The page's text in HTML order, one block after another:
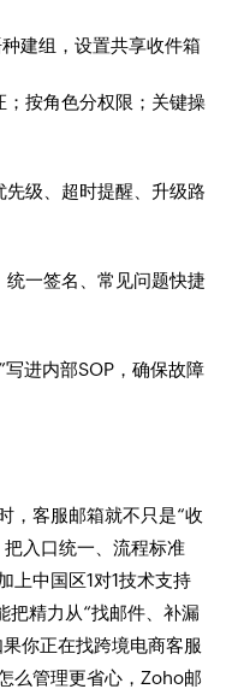
建组，设置共享收件箱
；按角色分权限；关键操
先级、超时提醒、升级路
统一签名、常见问题快捷
写进内部SOP，确保故障
，客服邮箱就不只是“收
入口统一、流程标准
上中国区1对1技术支持
把精力从“找邮件、补漏
你正在找跨境电商客服
么管理更省心，Zoho邮